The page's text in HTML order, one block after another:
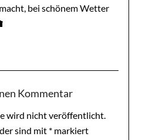
bei schönem Wetter
Kommentar
wird nicht veröffentlicht.
sind mit *markiert